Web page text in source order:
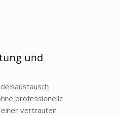
und
professionelle
vertrauten